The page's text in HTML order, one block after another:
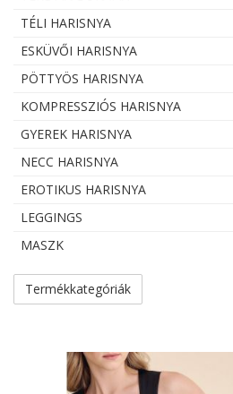
TÉLI HARISNYA
ESKÜVŐI HARISNYA
PÖTTYÖS HARISNYA
KOMPRESSZIÓS HARISNYA
GYEREK HARISNYA
NECC HARISNYA
EROTIKUS HARISNYA
LEGGINGS
MASZK
Termékkategóriák